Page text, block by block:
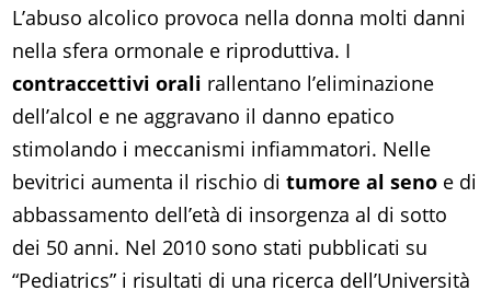
L’abuso alcolico provoca nella donna molti danni
nella sfera ormonale e riproduttiva. I
contraccettivi orali rallentano l’eliminazione
dell’alcol e ne aggravano il danno epatico
stimolando i meccanismi infiammatori. Nelle
bevitrici aumenta il rischio ditumore al seno e di
abbassamento dell’età di insorgenza al di sotto
dei 50 anni. Nel 2010 sono stati pubblicati su
“Pediatrics” i risultati di una ricerca dell’Università